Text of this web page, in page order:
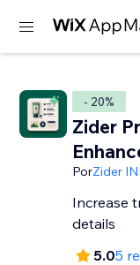
- 20%
Zider
PorZider
Increase
details
5.05